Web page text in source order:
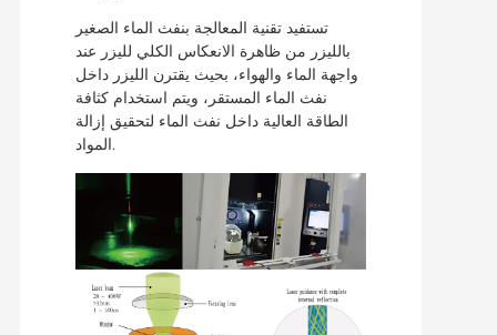
تستفيد تقنية المعالجة بنفث الماء الصغير
بالليزر من ظاهرة الانعكاس الكلي لليزر عند
واجهة الماء والهواء، بحيث يقترن الليزر داخل
نفث الماء المستقر، ويتم استخدام كثافة
الطاقة العالية داخل نفث الماء لتحقيق إزالة
المواد.